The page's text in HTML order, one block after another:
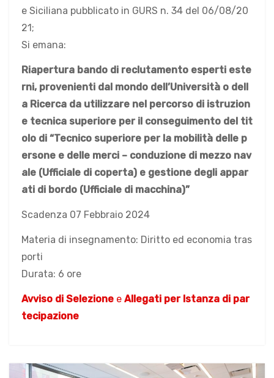
e Siciliana pubblicato in GURS n. 34 del 06/08/20
21;
Si emana:
Riapertura bando di reclutamento esperti este
rni, provenienti dal mondo dell’Università o dell
a Ricerca da utilizzare nel percorso di istruzion
e tecnica superiore per il conseguimento del tit
olo di “Tecnico superiore per la mobilità delle p
ersone e delle merci – conduzione di mezzo nav
ale (Ufficiale di coperta) e gestione degli appar
ati di bordo (Ufficiale di macchina)”
Scadenza 07 Febbraio 2024
Materia di insegnamento: Diritto ed economia tras
porti
Durata: 6 ore
Avviso di Selezione e Allegati per Istanza di par
tecipazione